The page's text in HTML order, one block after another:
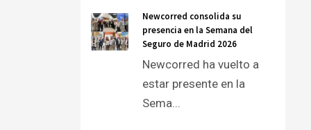
Newcorred consolida su
presencia en la Semana del
Seguro de Madrid 2026
Newcorred ha vuelto a
estar presente en la
Sema...